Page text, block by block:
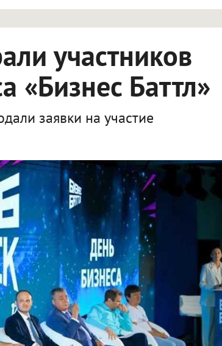
участников
«Бизнес Баттл»
заявки на участие